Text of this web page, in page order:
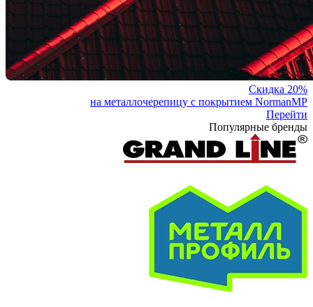
Скидка 20%
на металлочерепицу с покрытием NormanMP
Перейти
Популярные бренды